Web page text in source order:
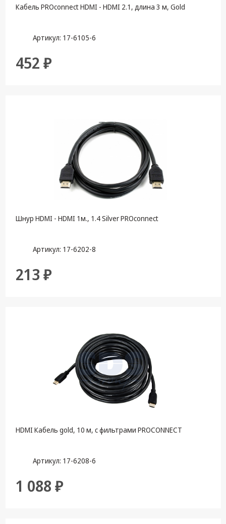
Кабель PROconnect HDMI - HDMI 2.1, длина 3 м, Gold
Артикул: 17-6105-6
452 ₽
Шнур HDMI - HDMI 1м., 1.4 Silver PROconnect
Артикул: 17-6202-8
213 ₽
HDMI Кабель gold, 10 м, с фильтрами PROCONNECT
Артикул: 17-6208-6
1 088 ₽